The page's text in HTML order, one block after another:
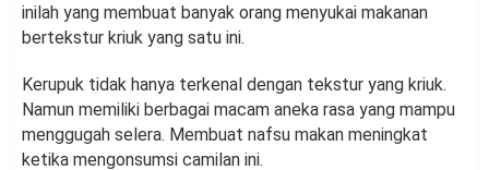
inilah yang membuat banyak orang menyukai makanan
bertekstur kriuk yang satu ini.
Kerupuk tidak hanya terkenal dengan tekstur yang kriuk.
Namun memiliki berbagai macam aneka rasa yang mampu
menggugah selera. Membuat nafsu makan meningkat
ketika mengonsumsi camilan ini.